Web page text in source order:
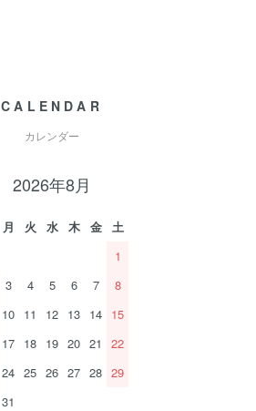
CALENDAR
カレンダー
2026年8月
月 火 水 木 金
土
1
3 4 5 6 7
8
10 11 12 13 14 15
17 18 19 20 21
22
24 25 26 27 28 29
31